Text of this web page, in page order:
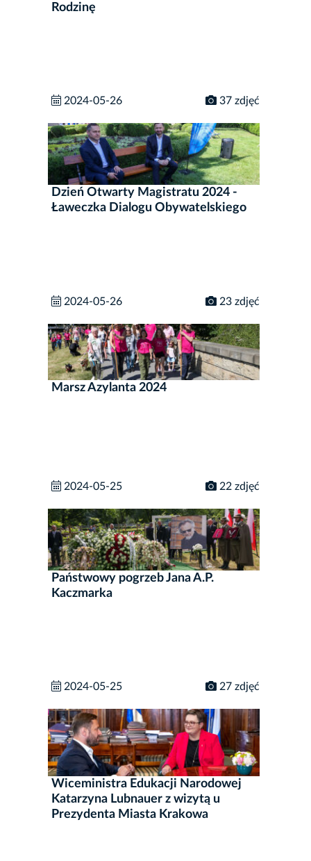
Rodzinę
2024-05-26 37 zdjęć
Dzień Otwarty Magistratu 2024 -
Ławeczka Dialogu Obywatelskiego
2024-05-26 23 zdjęć
Marsz Azylanta 2024
2024-05-25 22 zdjęć
Państwowy pogrzeb Jana A.P.
Kaczmarka
2024-05-25 27 zdjęć
Wiceministra Edukacji Narodowej
Katarzyna Lubnauer z wizytą u
Prezydenta Miasta Krakowa